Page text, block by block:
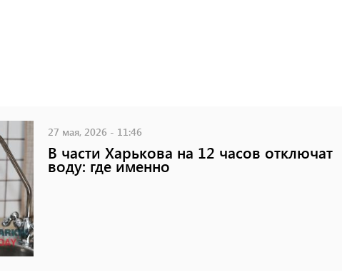
27 мая, 2026 - 11:46
В части Харькова на 12 часов отключат
воду: где именно